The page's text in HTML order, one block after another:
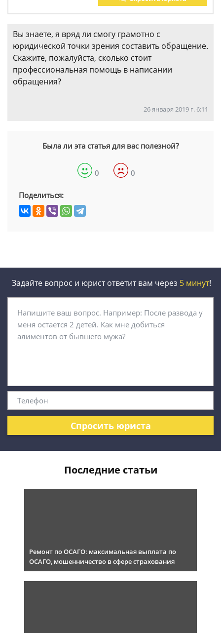
Вы знаете, я вряд ли смогу грамотно с
юридической точки зрения составить обращение.
Скажите, пожалуйста, сколько стоит
профессиональная помощь в написании
обращения?
26 января 2019 г. 6:11
Была ли эта статья для вас полезной?
0 0
Поделиться:
Задайте вопрос и юрист ответит вам через 5 минут!
Спросить юриста
Последние статьи
Ремонт по ОСАГО: максимальная выплата по
ОСАГО, мошенничество в сфере страхования